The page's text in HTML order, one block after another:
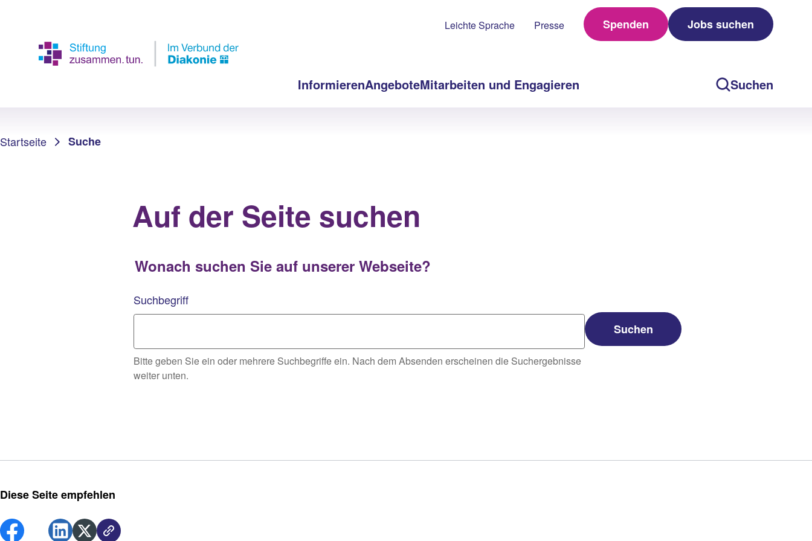
InformierenAngeboteMitarbeiten und Engagieren Suchen
Leichte Sprache Presse Spenden Jobs suchen
Startseite Suche
Auf der Seite suchen
Wonach suchen Sie auf unserer Webseite?
Suchbegriff
Bitte geben Sie ein oder mehrere Suchbegriffe ein. Nach dem Absenden erscheinen die Suchergebnisse
weiter unten.
Suchen
Diese Seite empfehlen